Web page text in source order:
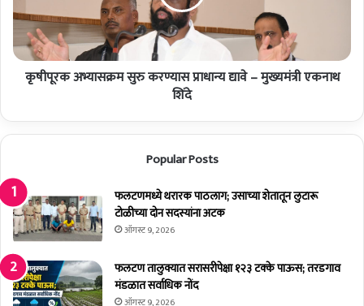
ण्या
ठी
ने
य
यो
ज
ना
क
रा
वी
:
अ
भ्या
स
क्र
क
स
प्रा
धा
न्य
द्या
वे
–
मु
कृषीपूरक अभ्यासक्रम सुरु करण्यास प्राधान्य द्यावे – मुख्यमंत्री एकनाथ
शिंदे
Popular Posts
फलटणमध्ये थरारक पाठलाग; उसाच्या शेतातून लुटारू
टोळीच्या दोन सदस्यांना अटक
ऑगस्ट 9, 2026
फलटण तालुक्यात सरासरीपेक्षा १२३ टक्के पाऊस; तरडगाव
मंडळात सर्वाधिक नोंद
ऑगस्ट 9, 2026